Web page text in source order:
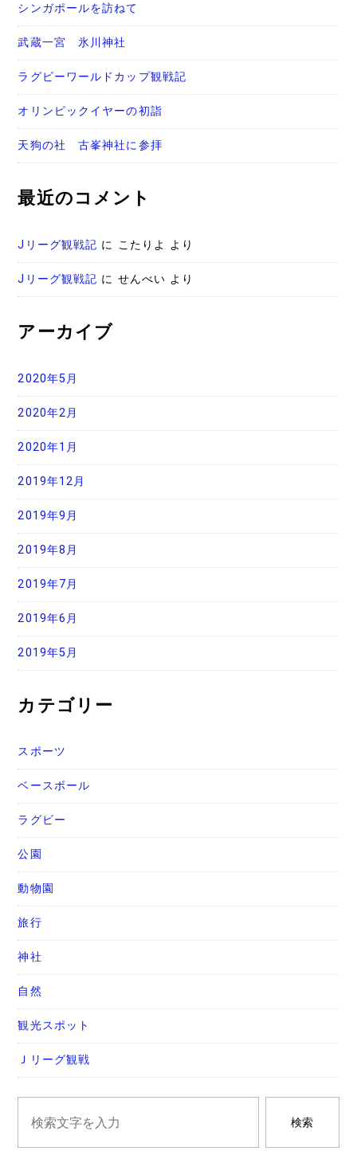
シンガポールを訪ねて
武蔵一宮 氷川神社
ラグビーワールドカップ観戦記
オリンピックイヤーの初詣
天狗の社 古峯神社に参拝
最近のコメント
Jリーグ観戦記 に こたりよ より
Jリーグ観戦記 に せんべい より
アーカイブ
2020年5月
2020年2月
2020年1月
2019年12月
2019年9月
2019年8月
2019年7月
2019年6月
2019年5月
カテゴリー
スポーツ
ベースボール
ラグビー
公園
動物園
旅行
神社
自然
観光スポット
Ｊリーグ観戦
検索